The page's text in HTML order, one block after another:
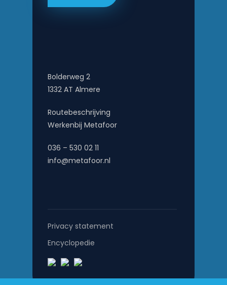
Bolderweg 2
1332 AT Almere
Routebeschrijving
Werkenbij Metafoor
036 – 530 02 11
info@metafoor.nl
Privacy statement
Encyclopedie